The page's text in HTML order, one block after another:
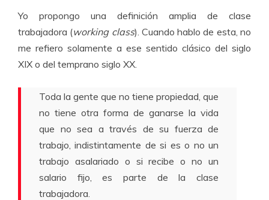
Yo propongo una definición amplia de clase
trabajadora (working class). Cuando hablo de esta, no
me refiero solamente a ese sentido clásico del siglo
XIX o del temprano siglo XX.
Toda la gente que no tiene propiedad, que
no tiene otra forma de ganarse la vida
que no sea a través de su fuerza de
trabajo, indistintamente de si es o no un
trabajo asalariado o si recibe o no un
salario fijo, es parte de la clase
trabajadora.